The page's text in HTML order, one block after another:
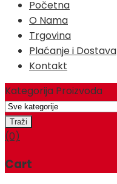
Početna
O Nama
Trgovina
Plaćanje i Dostava
Kontakt
Kategorija Proizvoda
(0)
Cart